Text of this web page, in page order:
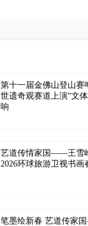
第十一届金佛山登山赛
世遗奇观赛道上演“文
响
艺道传情家国——王雪
2026环球旅游卫视书画
笔墨绘新春 艺道传家